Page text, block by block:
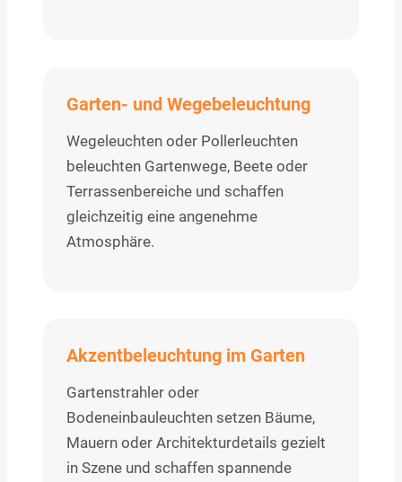
Garten- und Wegebeleuchtung
Wegeleuchten oder Pollerleuchten
beleuchten Gartenwege, Beete oder
Terrassenbereiche und schaffen
gleichzeitig eine angenehme
Atmosphäre.
Akzentbeleuchtung im Garten
Gartenstrahler oder
Bodeneinbauleuchten setzen Bäume,
Mauern oder Architekturdetails gezielt
in Szene und schaffen spannende